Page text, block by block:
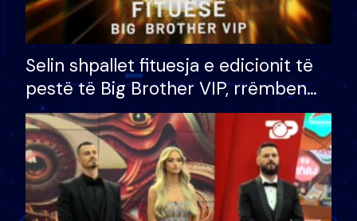
Selin shpallet fituesja e edicionit të
pestë të Big Brother VIP, rrëmben
çmimin e madh prej 100 mijë eurosh